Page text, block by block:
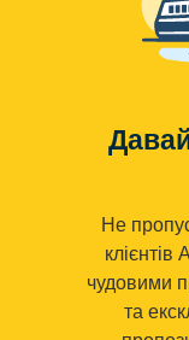
Не
клієнтів
чудовими
та